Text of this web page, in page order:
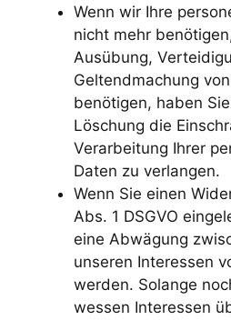
Wenn wir Ihre
nicht mehr
Ausübung,
Geltendmachung
benötigen, haben
Löschung die
Verarbeitung Ihrer
Daten zu verlangen.
Wenn Sie einen
Abs. 1 DSGVO
eine Abwägung
unseren Interessen
werden. Solange
wessen Interessen